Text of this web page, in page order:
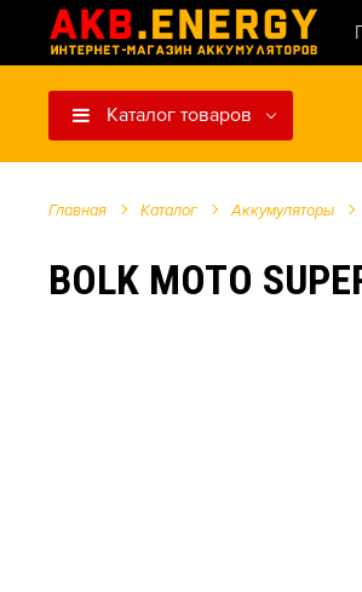
Каталог товаров
Главная Каталог Аккумуляторы
BOLK MOTO